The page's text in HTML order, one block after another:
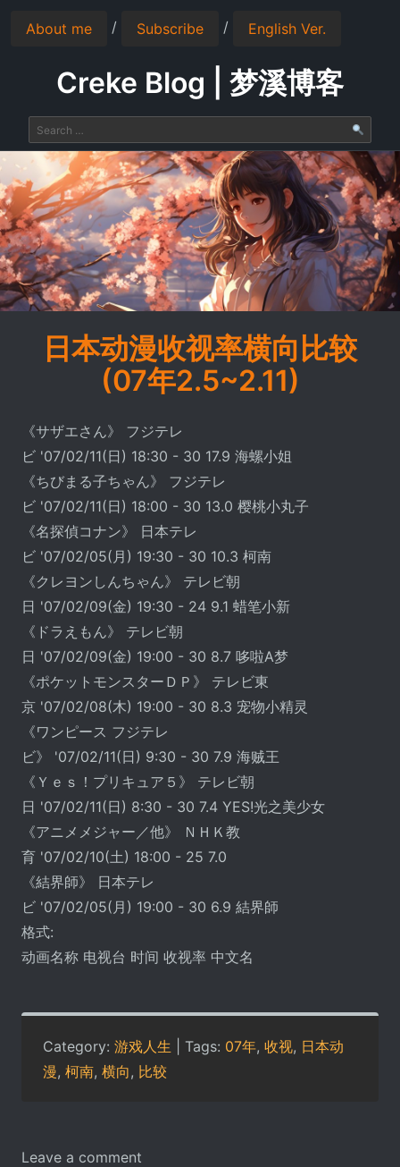
About me / Subscribe / English Ver.
Creke Blog | 梦溪博客
日本动漫收视率横向比较
(07年2.5~2.11)
《サザエさん》 フジテレ
ビ '07/02/11(日) 18:30 - 30 17.9 海螺小姐
《ちびまる子ちゃん》 フジテレ
ビ '07/02/11(日) 18:00 - 30 13.0 樱桃小丸子
《名探偵コナン》 日本テレ
ビ '07/02/05(月) 19:30 - 30 10.3 柯南
《クレヨンしんちゃん》 テレビ朝
日 '07/02/09(金) 19:30 - 24 9.1 蜡笔小新
《ドラえもん》 テレビ朝
日 '07/02/09(金) 19:00 - 30 8.7 哆啦A梦
《ポケットモンスターＤＰ》 テレビ東
京 '07/02/08(木) 19:00 - 30 8.3 宠物小精灵
《ワンピース フジテレ
ビ》 '07/02/11(日) 9:30 - 30 7.9 海贼王
《Ｙｅｓ！プリキュア５》 テレビ朝
日 '07/02/11(日) 8:30 - 30 7.4 YES!光之美少女
《アニメメジャー／他》 ＮＨＫ教
育 '07/02/10(土) 18:00 - 25 7.0
《結界師》 日本テレ
ビ '07/02/05(月) 19:00 - 30 6.9 結界師
格式:
动画名称 电视台 时间 收视率 中文名
Category: 游戏人生 | Tags: 07年, 收视, 日本动
漫, 柯南, 横向, 比较
Leave a comment